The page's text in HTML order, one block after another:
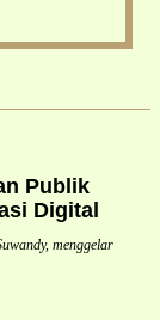
Publik
Digital
menggelar